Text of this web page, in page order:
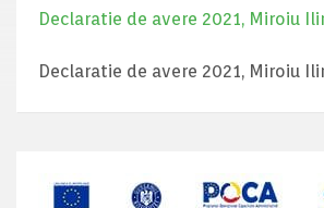
Declaratie de avere 2021, Miroiu
Declaratie de avere 2021, Miroiu